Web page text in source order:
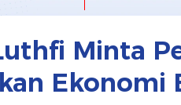
Minta
Ekonomi